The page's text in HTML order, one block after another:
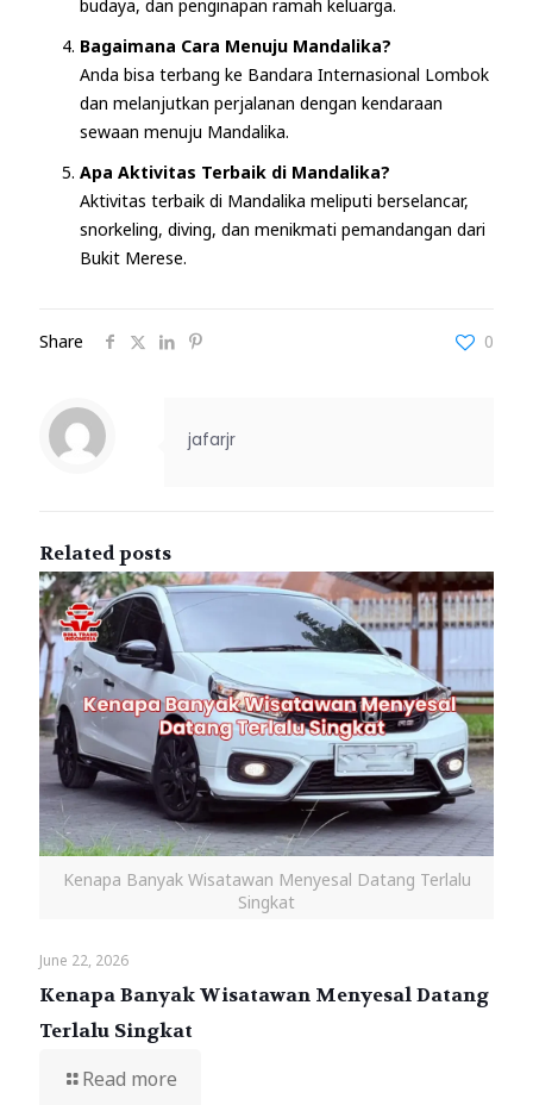
budaya, dan penginapan ramah keluarga.
Bagaimana Cara Menuju Mandalika?
Anda bisa terbang ke Bandara Internasional Lombok
dan melanjutkan perjalanan dengan kendaraan
sewaan menuju Mandalika.
Apa Aktivitas Terbaik di Mandalika?
Aktivitas terbaik di Mandalika meliputi berselancar,
snorkeling, diving, dan menikmati pemandangan dari
Bukit Merese.
Share 0
jafarjr
Related posts
Kenapa Banyak Wisatawan Menyesal Datang Terlalu
Singkat
June 22, 2026
Kenapa Banyak Wisatawan Menyesal Datang
Terlalu Singkat
Read more